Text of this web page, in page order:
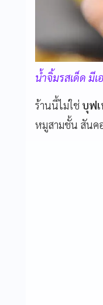
น้ำจิ้มรสเด็ด มี
ร้านนี้ไม่ใช่ บุฟ
หมูสามชั้น สันค